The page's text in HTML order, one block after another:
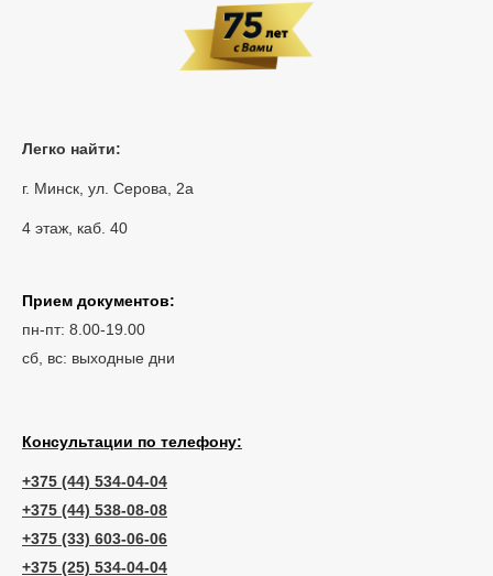
Легко найти:
г. Минск, ул. Серова, 2а
4 этаж, каб. 40
Прием документов:
пн-пт: 8.00-19.00
сб, вс: выходные дни
Консультации по телефону:
+375 (44) 534-04-04
+375 (44) 538-08-08
+375 (33) 603-06-06
+375 (25) 534-04-04